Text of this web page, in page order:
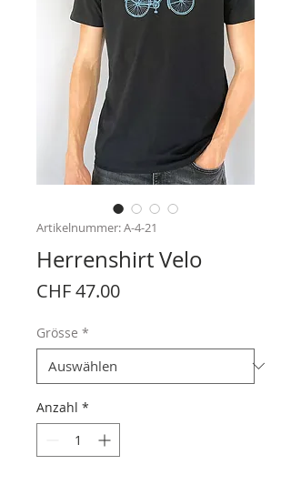
Artikelnummer: A-4-21
Herrenshirt Velo
CHF 47.00Preis
Grösse *
Anzahl *